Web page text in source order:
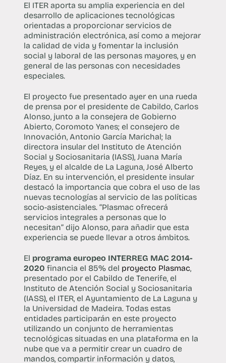
El ITER aporta su amplia experiencia en del
desarrollo de aplicaciones tecnológicas
orientadas a proporcionar servicios de
administración electrónica, así como a mejorar
la calidad de vida y fomentar la inclusión
social y laboral de las personas mayores, y en
general de las personas con necesidades
especiales.
El proyecto fue presentado ayer en una rueda
de prensa por el presidente de Cabildo, Carlos
Alonso, junto a la consejera de Gobierno
Abierto, Coromoto Yanes; el consejero de
Innovación, Antonio García Marichal; la
directora insular del Instituto de Atención
Social y Sociosanitaria (IASS), Juana María
Reyes, y el alcalde de La Laguna, José Alberto
Díaz. En su intervención, el presidente insular
destacó la importancia que cobra el uso de las
nuevas tecnologías al servicio de las políticas
socio-asistenciales. “Plasmac ofrecerá
servicios integrales a personas que lo
necesitan” dijo Alonso, para añadir que esta
experiencia se puede llevar a otros ámbitos.
El programa europeo INTERREG MAC 2014-
2020 financia el 85% del proyecto Plasmac,
presentado por el Cabildo de Tenerife, el
Instituto de Atención Social y Sociosanitaria
(IASS), el ITER, el Ayuntamiento de La Laguna y
la Universidad de Madeira. Todas estas
entidades participarán en este proyecto
utilizando un conjunto de herramientas
tecnológicas situadas en una plataforma en la
nube que va a permitir crear un cuadro de
mandos, compartir información y datos,